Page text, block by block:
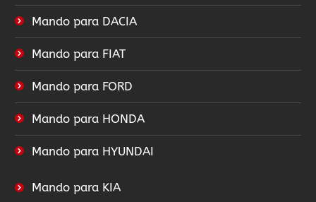
Mando para DACIA
Mando para FIAT
Mando para FORD
Mando para HONDA
Mando para HYUNDAI
Mando para KIA